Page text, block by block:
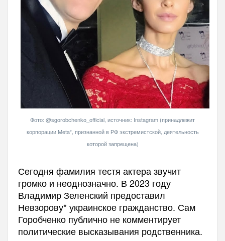
Фото: @sgorobchenko_official, источник: Instagram (принадлежит
корпорации Meta*, признанной в РФ экстремистской, деятельность
которой запрещена)
Сегодня фамилия тестя актера звучит
громко и неоднозначно. В 2023 году
Владимир Зеленский предоставил
Невзорову* украинское гражданство. Сам
Горобченко публично не комментирует
политические высказывания родственника.